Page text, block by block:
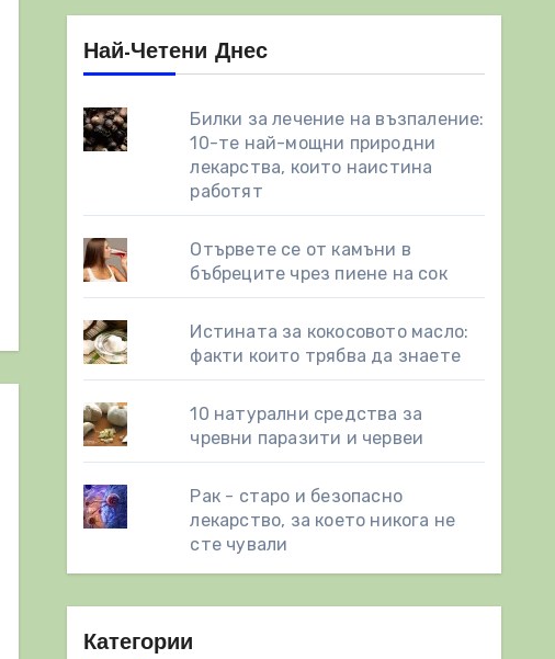
Най-Четени Днес
Билки за лечение на възпаление:
10-те най-мощни природни
лекарства, които наистина
работят
Отървете се от камъни в
бъбреците чрез пиене на сок
Истината за кокосовото масло:
факти които трябва да знаете
10 натурални средства за
чревни паразити и червеи
Рак - старо и безопасно
лекарство, за което никога не
сте чували
Категории